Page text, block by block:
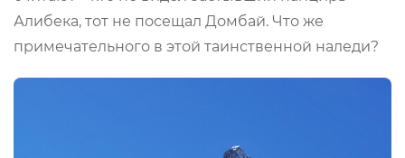
Алибека, тот не посещал Домбай. Что же
примечательного в этой таинственной наледи?